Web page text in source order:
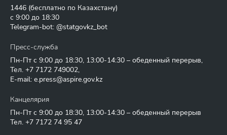
1446 (бесплатно по Казахстану)
с 9:00 до 18:30
Telegram-bot: @statgovkz_bot
Пресс-служба
Пн-Пт с 9:00 до 18:30, 13:00-14:30 – обеденный перерыв,
Тел. +7 7172 749002,
E-mail: e.press@aspire.gov.kz
Канцелярия
Пн-Пт с 9:00 до 18:30, 13:00-14:30 – обеденный перерыв
Тел. +7 7172 74 95 47